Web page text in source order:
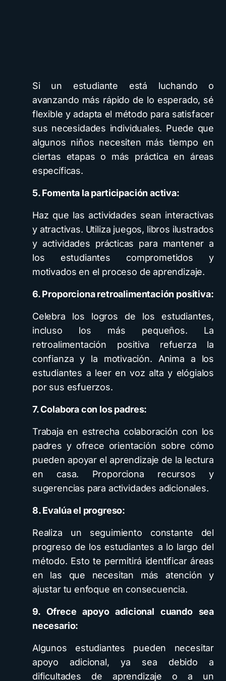
Si un estudiante está luchando o
avanzando más rápido de lo esperado, sé
flexible y adapta el método para satisfacer
sus necesidades individuales. Puede que
algunos niños necesiten más tiempo en
ciertas etapas o más práctica en áreas
específicas.
5. Fomenta la participación activa:
Haz que las actividades sean interactivas
y atractivas. Utiliza juegos, libros ilustrados
y actividades prácticas para mantener a
los estudiantes comprometidos y
motivados en el proceso de aprendizaje.
6. Proporciona retroalimentación positiva:
Celebra los logros de los estudiantes,
incluso los más pequeños. La
retroalimentación positiva refuerza la
confianza y la motivación. Anima a los
estudiantes a leer en voz alta y elógialos
por sus esfuerzos.
7. Colabora con los padres:
Trabaja en estrecha colaboración con los
padres y ofrece orientación sobre cómo
pueden apoyar el aprendizaje de la lectura
en casa. Proporciona recursos y
sugerencias para actividades adicionales.
8. Evalúa el progreso:
Realiza un seguimiento constante del
progreso de los estudiantes a lo largo del
método. Esto te permitirá identificar áreas
en las que necesitan más atención y
ajustar tu enfoque en consecuencia.
9. Ofrece apoyo adicional cuando sea
necesario:
Algunos estudiantes pueden necesitar
apoyo adicional, ya sea debido a
dificultades de aprendizaje o a un